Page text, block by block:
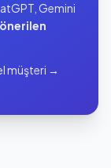
Gemini
önerilen
müşteri →